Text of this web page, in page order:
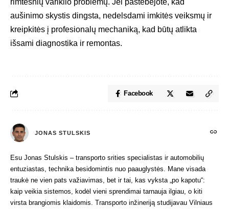
aušinimo skystis dingsta, nedelsdami imkitės veiksmų ir
kreipkitės į profesionalų mechaniką, kad būtų atlikta
išsami diagnostika ir remontas.
Facebook
JONAS STULSKIS
Esu Jonas Stulskis – transporto srities specialistas ir automobilių
entuziastas, technika besidomintis nuo paauglystės. Mane visada
traukė ne vien pats važiavimas, bet ir tai, kas vyksta „po kapotu“:
kaip veikia sistemos, kodėl vieni sprendimai tarnauja ilgiau, o kiti
virsta brangiomis klaidomis. Transporto inžineriją studijavau Vilniaus